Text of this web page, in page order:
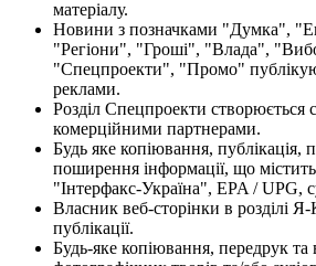
матеріалу.
Новини з позначками "Думка",
"Регіони", "Гроші", "Влада",
"Спецпроекти", "Промо"
реклами.
Розділ Спецпроекти створюється
комерційними партнерами.
Будь яке копіювання, публікація,
поширення інформації, що
"Інтерфакс-Україна", EPA / UPG,
Власник веб-сторінки в розділі
публікації.
Будь-яке копіювання, передрук та